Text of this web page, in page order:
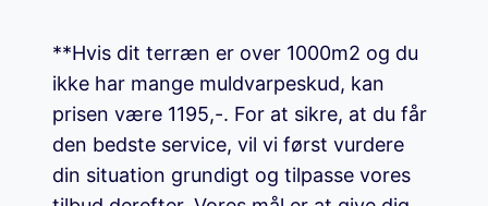
**Hvis dit terræn er over 1000m2 og du
ikke har mange muldvarpeskud, kan
prisen være 1195,-. For at sikre, at du får
den bedste service, vil vi først vurdere
din situation grundigt og tilpasse vores